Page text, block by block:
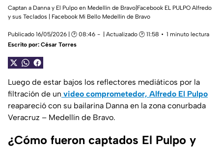
Captan a Danna y El Pulpo en Medellín de Bravo|Facebook EL PULPO Alfredo
y sus Teclados | Facebook Mi Bello Medellín de Bravo
Publicado 16/05/2026 | 🕑 08:46 | Actualizado 🕑 11:58
1 minuto lectura
Escrito por: César Torres
Luego de estar bajos los reflectores mediáticos por la
filtración de un video comprometedor, Alfredo El Pulpo
reapareció con su bailarina Danna en la zona conurbada
Veracruz – Medellín de Bravo.
¿Cómo fueron captados El Pulpo y